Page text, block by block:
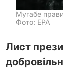
Мугабе
Фото: ЕРА
Лист